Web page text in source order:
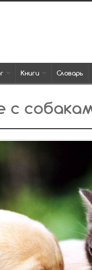
Книги Словарь
с